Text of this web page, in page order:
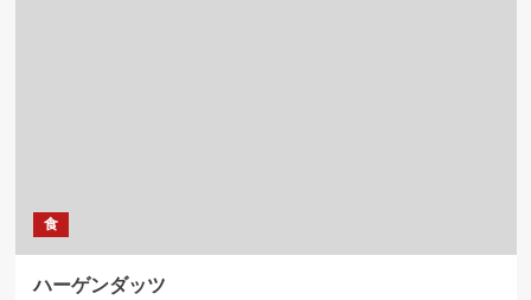
食
ハーゲンダッツ